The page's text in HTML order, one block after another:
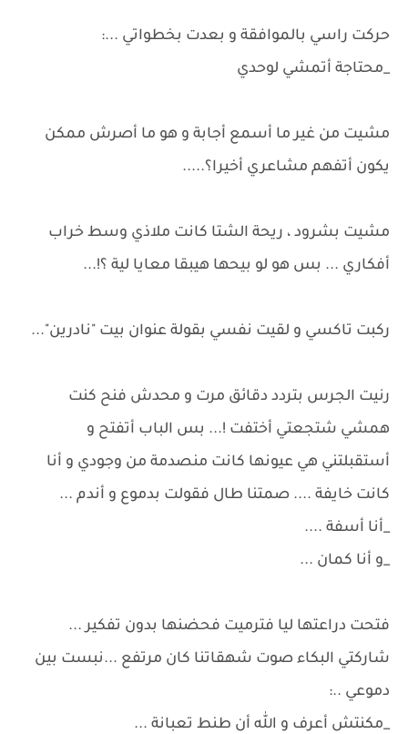
حركت راسي بالموافقة و بعدت بخطواتي ...:
_محتاجة أتمشي لوحدي
مشيت من غير ما أسمع أجابة و هو ما أصرش ممكن
يكون أتفهم مشاعري أخيرا؟.....
مشيت بشرود ، ريحة الشتا كانت ملاذي وسط خراب
أفكاري ... بس هو لو بيحها هيبقا معايا لية ؟!...
ركبت تاكسي و لقيت نفسي بقولة عنوان بيت "نادرين"...
رنيت الجرس بتردد دقائق مرت و محدش فنح كنت
همشي شتجعتي أختفت !... بس الباب أتفتح و
أستقبلتني هي عيونها كانت منصدمة من وجودي و أنا
كانت خايفة .... صمتنا طال فقولت بدموع و أندم ...
_أنا أسفة ....
_و أنا كمان ...
فتحت دراعتها ليا فترميت فحضنها بدون تفكير ...
شاركتي البكاء صوت شهقاتنا كان مرتفع ...نبست بين
دموعي ..:
_مكنتش أعرف و الله أن طنط تعبانة ...